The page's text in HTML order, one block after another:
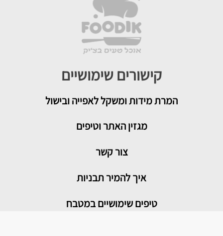
קישורים שימושיים
המרת מידות ומשקל לאפייה ובישול
מגזין האתר וטיפים
צור קשר
איך להמיר תבניות
טיפים שימושיים במטבח